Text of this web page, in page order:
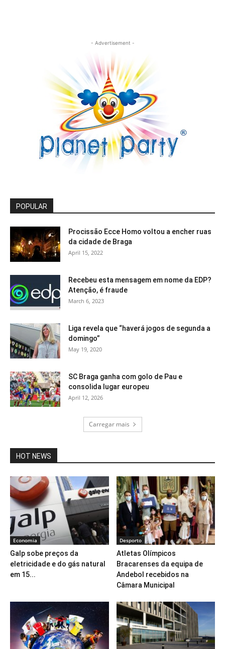
- Advertisement -
POPULAR
Procissão Ecce Homo voltou a encher ruas
da cidade de Braga
April 15, 2022
Recebeu esta mensagem em nome da EDP?
Atenção, é fraude
March 6, 2023
Liga revela que “haverá jogos de segunda a
domingo”
May 19, 2020
SC Braga ganha com golo de Pau e
consolida lugar europeu
April 12, 2026
Carregar mais
HOT NEWS
Economia
Galp sobe preços da
eletricidade e do gás natural
em 15...
Desporto
Atletas Olímpicos
Bracarenses da equipa de
Andebol recebidos na
Câmara Municipal